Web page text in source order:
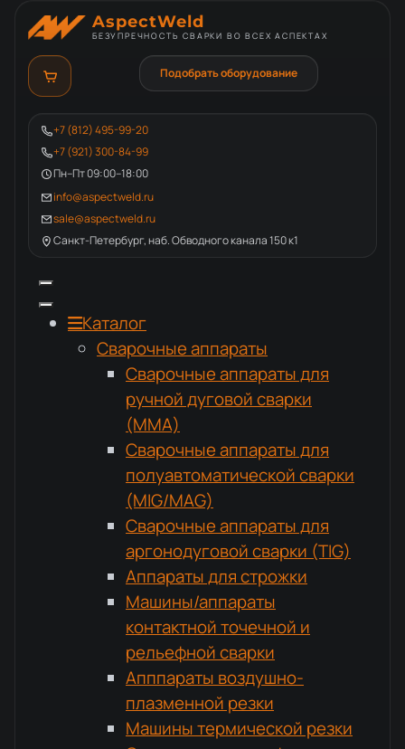
AspectWeld
БЕЗУПРЕЧНОСТЬ СВАРКИ ВО ВСЕХ АСПЕКТАХ
+7 (812) 495-99-20
+7 (921) 300-84-99
Пн–Пт 09:00–18:00
info@aspectweld.ru
sale@aspectweld.ru
Санкт-Петербург, наб. Обводного канала 150 к1
Подобрать оборудование
Каталог
Сварочные аппараты
Сварочные аппараты для
ручной дуговой сварки
(MMA)
Сварочные аппараты для
полуавтоматической сварки
(MIG/MAG)
Сварочные аппараты для
аргонодуговой сварки (TIG)
Аппараты для строжки
Машины/аппараты
контактной точечной и
рельефной сварки
Апппараты воздушно-
плазменной резки
Машины термической резки